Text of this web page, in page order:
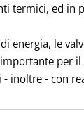
termici, ed in
energia, le
per
inoltre - con